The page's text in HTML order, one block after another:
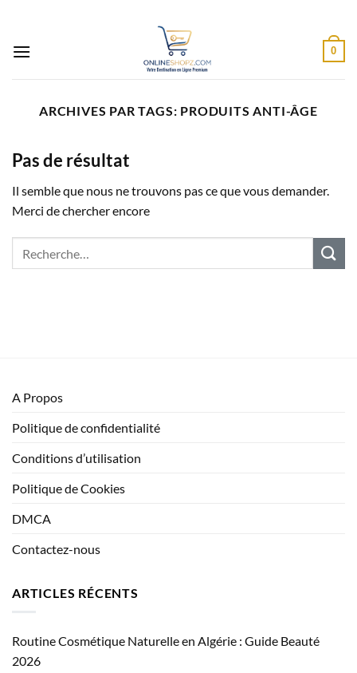
contenu
0
ARCHIVES PAR TAGS: PRODUITS ANTI-ÂGE
Pas de résultat
Il semble que nous ne trouvons pas ce que vous demander.
Merci de chercher encore
A Propos
Politique de confidentialité
Conditions d’utilisation
Politique de Cookies
DMCA
Contactez-nous
ARTICLES RÉCENTS
Routine Cosmétique Naturelle en Algérie : Guide Beauté
2026